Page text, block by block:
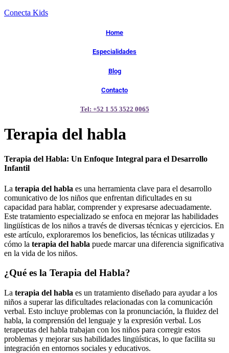
Conecta Kids
Home
Especialidades
Blog
Contacto
Tel: +52 1 55 3522 0065
Terapia del habla
Terapia del Habla: Un Enfoque Integral para el Desarrollo
Infantil
La terapia del habla es una herramienta clave para el desarrollo
comunicativo de los niños que enfrentan dificultades en su
capacidad para hablar, comprender y expresarse adecuadamente.
Este tratamiento especializado se enfoca en mejorar las habilidades
lingüísticas de los niños a través de diversas técnicas y ejercicios. En
este artículo, exploraremos los beneficios, las técnicas utilizadas y
cómo la terapia del habla puede marcar una diferencia significativa
en la vida de los niños.
¿Qué es la Terapia del Habla?
La terapia del habla es un tratamiento diseñado para ayudar a los
niños a superar las dificultades relacionadas con la comunicación
verbal. Esto incluye problemas con la pronunciación, la fluidez del
habla, la comprensión del lenguaje y la expresión verbal. Los
terapeutas del habla trabajan con los niños para corregir estos
problemas y mejorar sus habilidades lingüísticas, lo que facilita su
integración en entornos sociales y educativos.